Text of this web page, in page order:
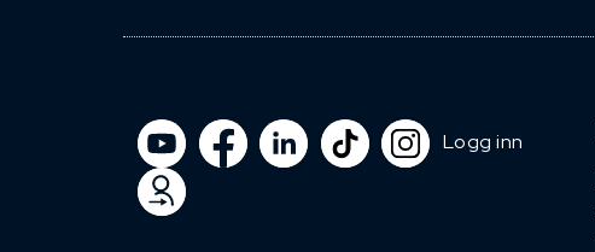
Logg inn